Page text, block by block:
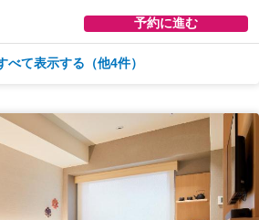
予約に進む
予約に進む
べて表示する（他4件）